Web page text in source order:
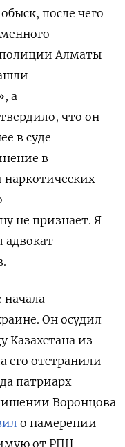
после чего
Алматы
а
что он
в суде
в
не признает. Я
адвокат
начала
Он осудил
Казахстана из
его отстранили
патриарх
Воронцова
о намерении
от РПЦ